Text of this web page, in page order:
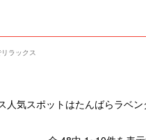
ラックス
気スポットはたんばらラベ